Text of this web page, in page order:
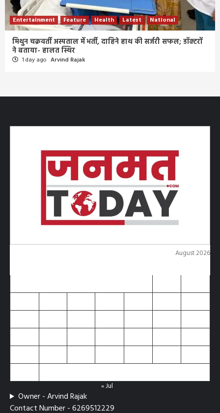
Entertainment Feature Health Latest National
मिथुन चक्रवर्ती अस्पताल में भर्ती, दाहिने हाथ की सर्जरी सफल; डॉक्टरों
ने बताया- हालत स्थिर
1 day ago Arvind Rajak
August 2026
« Jul
Owner - Arvind Rajak
Contact Number - 6269512229